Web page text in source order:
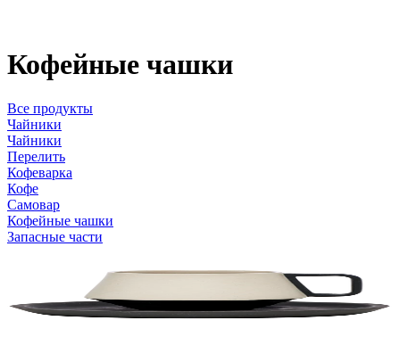
Кофейные чашки
Все продукты
Чайники
Чайники
Перелить
Кофеварка
Кофе
Самовар
Кофейные чашки
Запасные части